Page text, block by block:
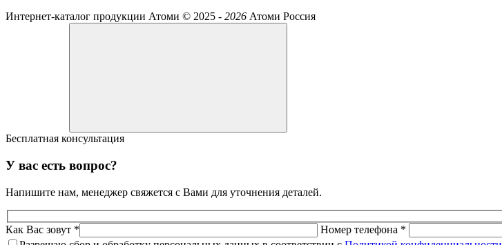
Интернет-каталог продукции Атоми © 2025 - 2026 Атоми Россия
Бесплатная консультация
У вас есть вопрос?
Напишите нам, менеджер свяжется с Вами для уточнения деталей.
Как Вас зовут *
Номер телефона *